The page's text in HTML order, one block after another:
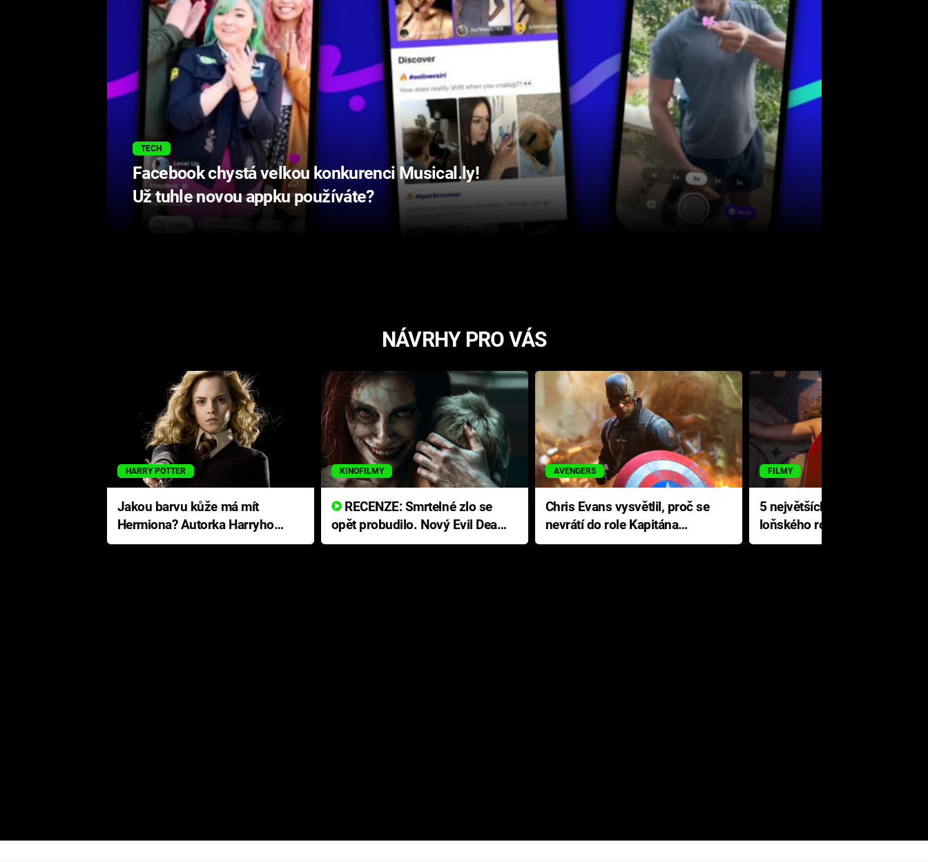
TECH
Facebook chystá velkou konkurenci Musical.ly!
Už tuhle novou appku používáte?
NÁVRHY PRO VÁS
HARRY POTTER
Jakou barvu kůže má mít
Hermiona? Autorka Harryho
Pottera přišla s ráznou
KINOFILMY
RECENZE: Smrtelné zlo se
opět probudilo. Nový Evil Dead
přichází s neodolatelnou
AVENGERS
Chris Evans vysvětlil, proč se
nevrátí do role Kapitána
Ameriky
FILMY
5 největších propadáků
loňského roku: Disney na
jediné katastrofě prodělal 200